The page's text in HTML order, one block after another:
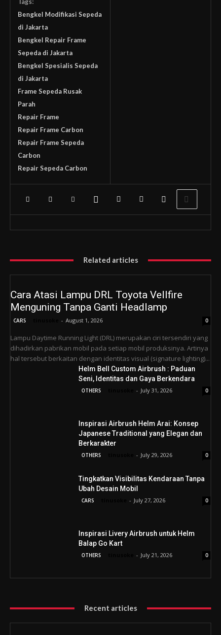
Bengkel Modifikasi Sepeda
di Jakarta
Bengkel Repair Frame
Sepeda di Jakarta
Bengkel Spesialis Sepeda
di Jakarta
Frame Sepeda Rusak
Parah
Repair Frame
Repair Frame Carbon
Repair Frame Sepeda
Carbon
Repair Sepeda Carbon
Related articles
Cara Atasi Lampu DRL Toyota Vellfire
Menguning Tanpa Ganti Headlamp
CARS - August 1, 2026 0
Lampu Daytime Running Light (DRL) merupakan ciri tersendiri yang
dihadirkan pabrikan mobil pada setiap mobil produksinya. Artinya
hal tersebut berkaitan dengan identitas visual (signature lighting)...
Helm Bell Custom Airbrush : Paduan
Seni, Identitas dan Gaya Berkendara
OTHERS - July 31, 2026 0
Inspirasi Airbrush Helm Arai: Konsep
Japanese Traditional yang Elegan dan
Berkarakter
OTHERS - July 29, 2026 0
Tingkatkan Visibilitas Kendaraan Tanpa
Ubah Desain Mobil
CARS - July 27, 2026 0
Inspirasi Livery Airbrush untuk Helm
Balap Go Kart
OTHERS - July 21, 2026 0
Recent articles